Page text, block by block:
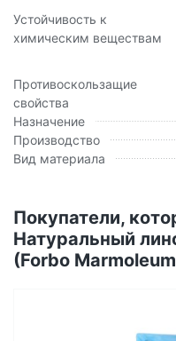
Устойчивость к
химическим веществам
Противоскользащие
свойства
Назначение
Производство
Вид материала
Покупатели,
Натуральный
(Forbo